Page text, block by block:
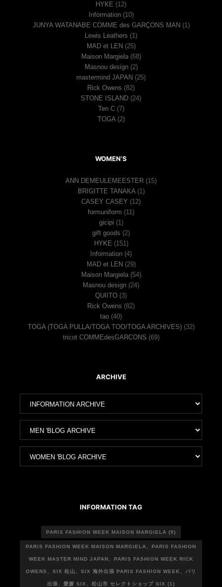
HYKE (12)
Information(10)
JUNYA WATANABE COMME des GARÇONS MAN (1)
Lewis Leathers (1)
MAD et LEN (25)
Maison Margiela(68)
Masnou design(2)
mastermind JAPAN (25)
Rick Owens (82)
STONE ISLAND (24)
Ten C(7)
TOGA(2)
WOMEN’S
ANN DEMEULEMEESTER (15)
BRIGITTE TANAKA(1)
CASEY CASEY (12)
formuniform (11)
gicipi (1)
gift goods (2)
HYKE (151)
Information (4)
MAD et LEN (29)
Maison Margiela(54)
Masnou design (24)
QUIITO (3)
Rick Owens (82)
tao (40)
TOGA (TOGA PULLA/TOGA TOO/TOGA ARCHIVES)(32)
tricot COMMEdesGARCONS (69)
ARCHIVE
カ
ブ
カ
ブ
INFORMATION TAG
PARIS FASHION WEEK MAISON MARGIELA (9)
PARIS FASHION WEEK MAISON MARGIELA、PARIS FASHION
WEEK MASTER MIND JAPAN、PARIS FASHION WEEK RICK
OWENS、SIX 松山、SIX 海外出張 PARIS FASHION WEEK、パリ
出張、愛媛 SIX、松山市 セレクトショップ SIX (1)